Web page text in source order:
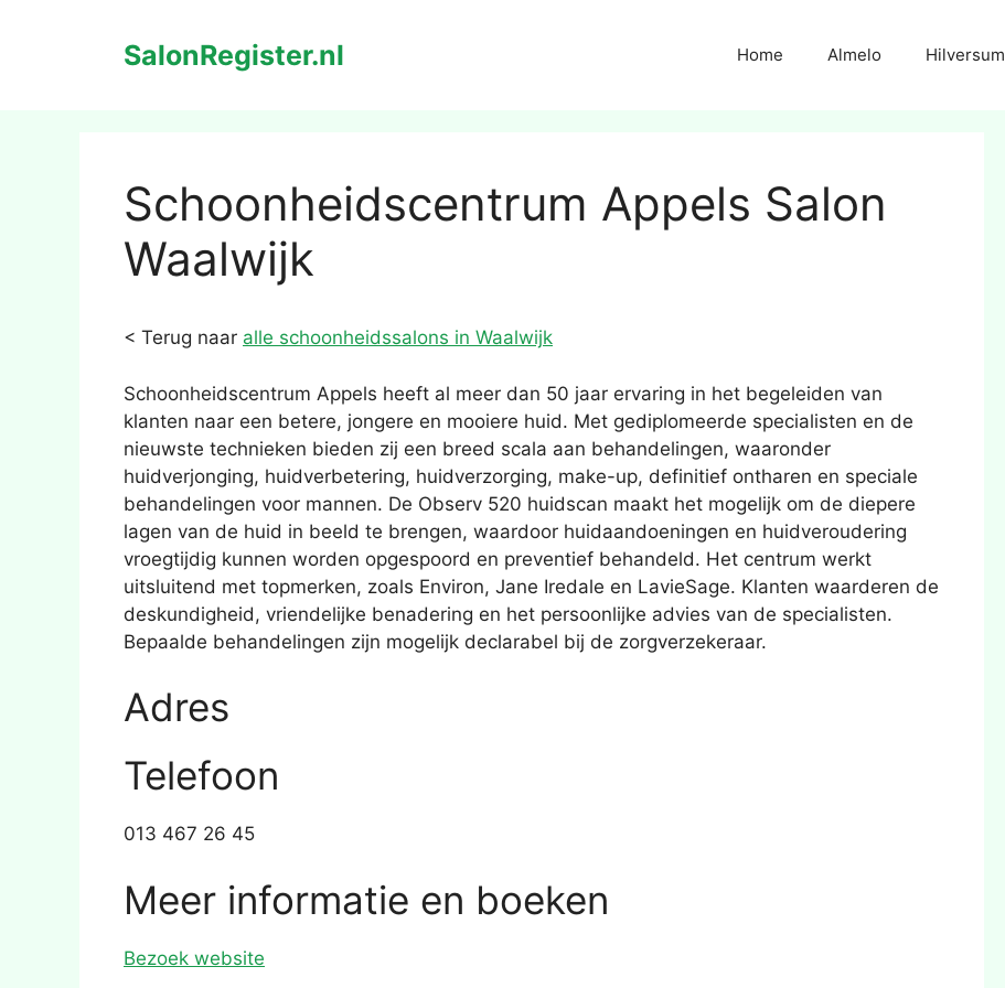
SalonRegister.nl Home Almelo Hilversum
Schoonheidscentrum Appels Salon
Waalwijk
< Terug naar alle schoonheidssalons in Waalwijk
Schoonheidscentrum Appels heeft al meer dan 50 jaar ervaring in het begeleiden van
klanten naar een betere, jongere en mooiere huid. Met gediplomeerde specialisten en de
nieuwste technieken bieden zij een breed scala aan behandelingen, waaronder
huidverjonging, huidverbetering, huidverzorging, make-up, definitief ontharen en speciale
behandelingen voor mannen. De Observ 520 huidscan maakt het mogelijk om de diepere
lagen van de huid in beeld te brengen, waardoor huidaandoeningen en huidveroudering
vroegtijdig kunnen worden opgespoord en preventief behandeld. Het centrum werkt
uitsluitend met topmerken, zoals Environ, Jane Iredale en LavieSage. Klanten waarderen de
deskundigheid, vriendelijke benadering en het persoonlijke advies van de specialisten.
Bepaalde behandelingen zijn mogelijk declarabel bij de zorgverzekeraar.
Adres
Telefoon
013 467 26 45
Meer informatie en boeken
Bezoek website